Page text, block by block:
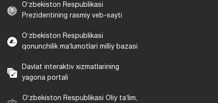
Oʻzbekiston Respublikasi
Prezidentining rasmiy veb-sayti
Oʻzbekiston Respublikasi
qonunchilik maʼlumotlari milliy bazasi
Davlat interaktiv xizmatlarining
yagona portali
Oʻzbekiston Respublikasi Oliy taʼlim,